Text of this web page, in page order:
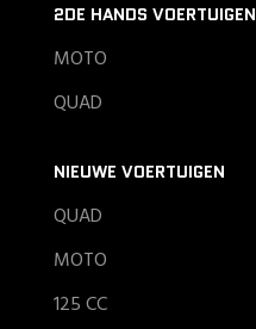
2DE HANDS VOERTUIGEN
MOTO
QUAD
NIEUWE VOERTUIGEN
QUAD
MOTO
125 CC